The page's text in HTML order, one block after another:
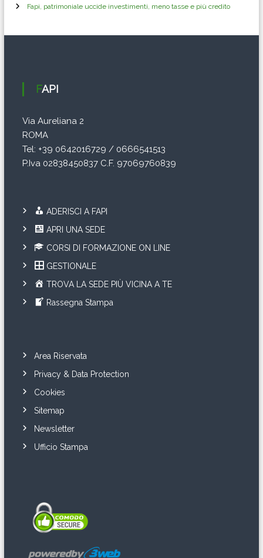
Fapi, patrimoniale uccide investimenti, meno tasse e più credito
FAPI
Via Aureliana 2
ROMA
Tel: +39 0642016729 / 0666541513
P.Iva 02838450837 C.F. 97069760839
ADERISCI A FAPI
APRI UNA SEDE
CORSI DI FORMAZIONE ON LINE
GESTIONALE
TROVA LA SEDE PIÙ VICINA A TE
Rassegna Stampa
Area Riservata
Privacy & Data Protection
Cookies
Sitemap
Newsletter
Ufficio Stampa